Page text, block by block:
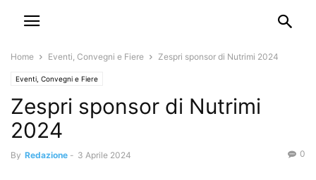
Home Eventi, Convegni e Fiere Zespri sponsor di Nutrimi 2024
Eventi, Convegni e Fiere
Zespri sponsor di Nutrimi
2024
By Redazione - 3 Aprile 2024 0